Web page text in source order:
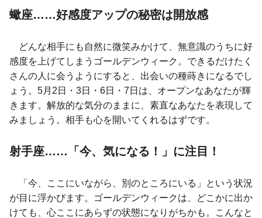
蠍座……好感度アップの秘密は開放感
どんな相手にも自然に微笑みかけて、無意識のうちに好
感度を上げてしまうゴールデンウィーク。できるだけたく
さんの人に会うようにすると、出会いの種蒔きになるでし
ょう。5月2日・3日・6日・7日は、オープンなあなたが輝
きます。解放的な気分のままに、素直なあなたを表現して
みましょう。相手も心を開いてくれるはずです。
射手座……「今、気になる！」に注目！
「今、ここにいながら、別のところにいる」という状況
が目に浮かびます。ゴールデンウィークは、どこかに出か
けても、心ここにあらずの状態になりがちかも。こんなと